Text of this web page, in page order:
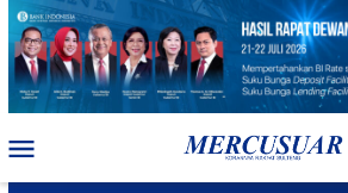
Loncat
konten
Mobile